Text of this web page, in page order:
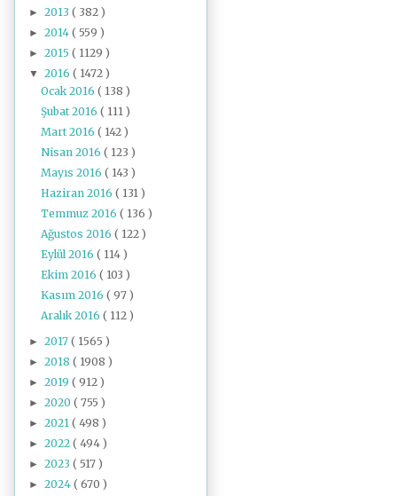
► 2013 ( 382 )
► 2014 ( 559 )
► 2015 ( 1129 )
▼ 2016 ( 1472 )
Ocak 2016( 138 )
Şubat 2016( 111 )
Mart 2016( 142 )
Nisan 2016( 123 )
Mayıs 2016( 143 )
Haziran 2016( 131 )
Temmuz 2016( 136 )
Ağustos 2016( 122 )
Eylül 2016( 114 )
Ekim 2016( 103 )
Kasım 2016( 97 )
Aralık 2016( 112 )
► 2017 ( 1565 )
► 2018 ( 1908 )
► 2019 ( 912 )
► 2020 ( 755 )
► 2021 ( 498 )
► 2022 ( 494 )
► 2023 ( 517 )
► 2024 ( 670 )